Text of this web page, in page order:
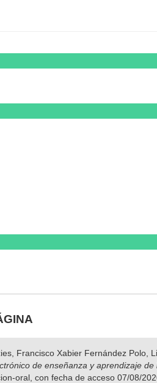
Francisco Xabier Fernández Polo,
de enseñanza y aprendizaje de
oral, con fecha de acceso 07/08/